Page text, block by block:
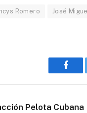
Romero José
Pelota Cubana